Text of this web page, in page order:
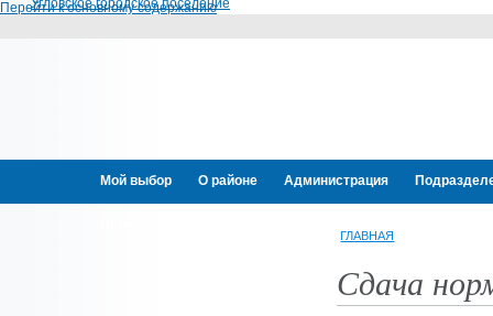
Перейти к основному содержанию
Угловское городское поселение
Мой выбор О районе Администрация
ГЛАВНАЯ
Сдача